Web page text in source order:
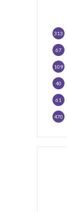
313
67
109
40
61
470